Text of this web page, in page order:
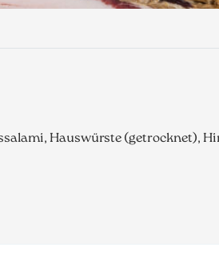
Hauswürste (getrocknet),